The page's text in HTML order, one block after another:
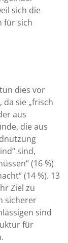
sich die
für sich
dies vor
da sie „frisch
aus
die aus
sind,
(16 %)
(14 %). 13
Ziel zu
sicherer
sind
für